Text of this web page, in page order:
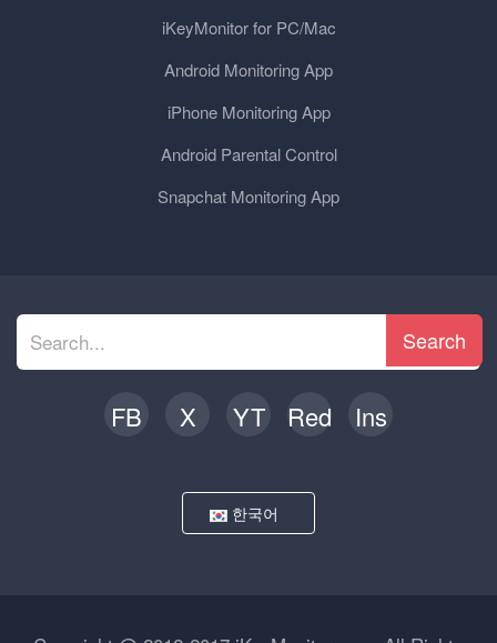
iKeyMonitor for PC/Mac
Android Monitoring App
iPhone Monitoring App
Android Parental Control
Snapchat Monitoring App
Search
FB X YT Red Ins
한국어